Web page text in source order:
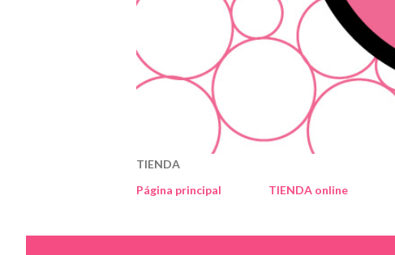
TIENDA
Página principal
TIENDA online